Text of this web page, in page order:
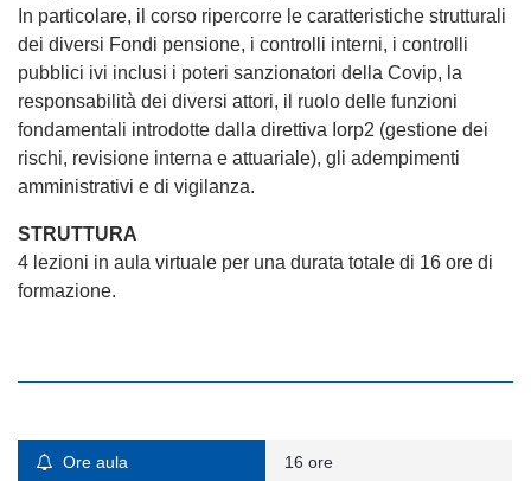
In particolare, il corso ripercorre le caratteristiche strutturali
dei diversi Fondi pensione, i controlli interni, i controlli
pubblici ivi inclusi i poteri sanzionatori della Covip, la
responsabilità dei diversi attori, il ruolo delle funzioni
fondamentali introdotte dalla direttiva Iorp2 (gestione dei
rischi, revisione interna e attuariale), gli adempimenti
amministrativi e di vigilanza.
STRUTTURA
4 lezioni in aula virtuale per una durata totale di 16 ore di
formazione.
Ore aula 16 ore